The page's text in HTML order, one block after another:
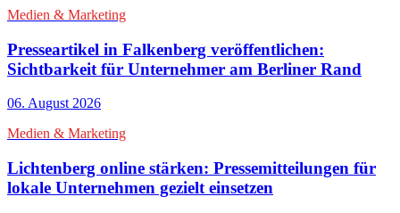
Medien & Marketing
Presseartikel in Falkenberg veröffentlichen:
Sichtbarkeit für Unternehmer am Berliner Rand
06. August 2026
Medien & Marketing
Lichtenberg online stärken: Pressemitteilungen für
lokale Unternehmen gezielt einsetzen